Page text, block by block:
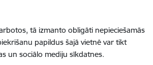
tā izmanto obligāti nepieciešamās
papildus šajā vietnē var tikt
un sociālo mediju sīkdatnes.